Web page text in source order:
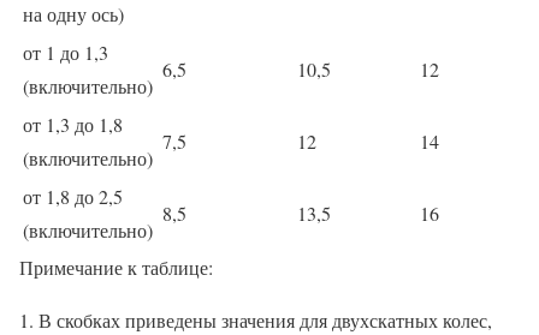
на одну ось)
от 1 до 1,3
(включительно)
6,5 10,5 12
от 1,3 до 1,8
(включительно)
7,5 12 14
от 1,8 до 2,5
(включительно)
8,5 13,5 16
Примечание к таблице:
1. В скобках приведены значения для двухскатных колес,